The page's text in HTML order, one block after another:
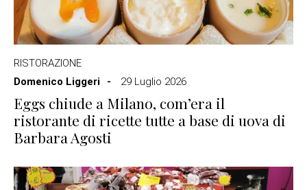
RISTORAZIONE
Domenico Liggeri
29 Luglio 2026
Eggs chiude a Milano, com’era il
ristorante di ricette tutte a base di uova di
Barbara Agosti